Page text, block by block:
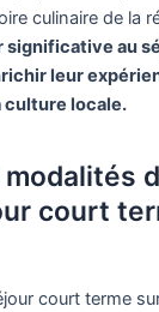
culinaire de la
significative au
leur
culture locale.
court
court terme